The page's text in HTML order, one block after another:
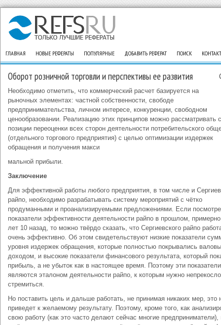
ГЛАВНАЯ НОВЫЕ РЕФЕРАТЫ ПОПУЛЯРНЫЕ ДОБАВИТЬ РЕФЕРАТ ПОИСК
Оборот розничной торговли и перспективы ее развития
Необходимо отметить, что коммерческий расчет базируется на
рыночных элементах: частной собственности, свободе
предпринимательства, личном интересе, конкуренции, свободном
ценообразовании. Реализацию этих принципов можно рассматривать с
позиции переоценки всех сторон деятельности потребительского
(отдельного торгового предприятия) с целью оптимизации издержек
обращения и получения макси
мальной прибыли.
Заключение
Для эффективной работы любого предприятия, в том числе и
райпо, необходимо разрабатывать систему мероприятий с чётко
продуманными и проанализируемыми предложениями. Если
показатели эффективности деятельности райпо в прошлом, примерно
лет 10 назад, то можно твёрдо сказать, что Сергиевского райпо
очень эффективно. Об этом свидетельствуют низкие показатели
уровня издержек обращения, которые полностью покрывались
доходом, и высокие показатели финансового результата, который
прибыль, а не убыток как в настоящее время. Поэтому эти показатели
являются эталоном деятельности райпо, к которым нужно
стремиться.
Но поставить цель и дальше работать, не принимая никаких мер, это
приведет к желаемому результату. Поэтому, кроме того, как
свою работу (как это часто делают сейчас многие предприниматели),